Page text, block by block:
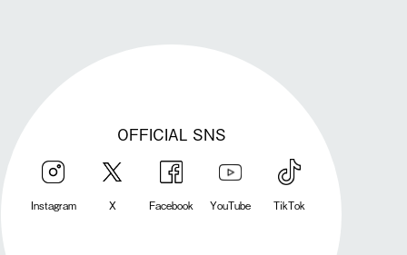
OFFICIAL SNS
Instagram X Facebook YouTube TikTok